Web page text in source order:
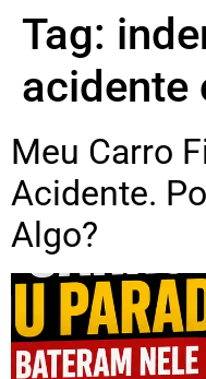
Tag:
acidente
Meu Carro
Acidente.
Algo?